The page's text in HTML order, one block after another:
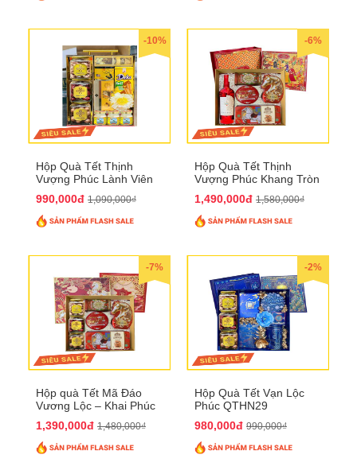
-10%
Hộp Quà Tết Thịnh
Vượng Phúc Lành Viên
990,000đ 1,090,000₫
-6%
Hộp Quà Tết Thịnh
Vượng Phúc Khang Tròn
1,490,000đ 1,580,000₫
-7%
Hộp quà Tết Mã Đáo
Vương Lộc – Khai Phúc
1,390,000đ 1,480,000₫
-2%
Hộp Quà Tết Vạn Lộc
Phúc QTHN29
980,000đ 990,000₫